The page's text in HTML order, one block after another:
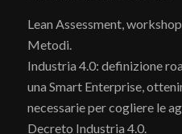
Lean Assessment,
Metodi.
Industria 4.0: definizione
una Smart Enterprise,
necessarie per cogliere le
Decreto Industria 4.0.